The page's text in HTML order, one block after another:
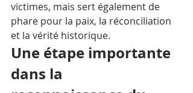
victimes, mais sert également de
phare pour la paix, la réconciliation
et la vérité historique.
Une étape importante
dans la